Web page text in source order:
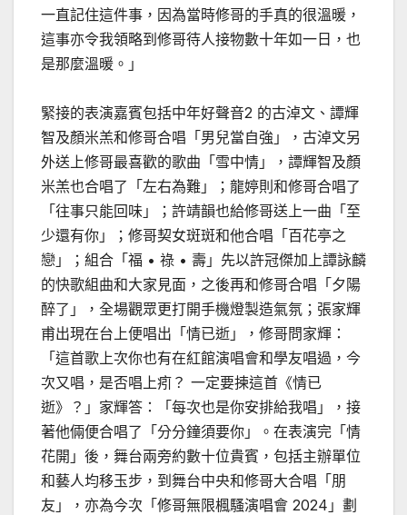
一直記住這件事，因為當時修哥的手真的很溫暖，
這事亦令我領略到修哥待人接物數十年如一日，也
是那麼溫暖。」
緊接的表演嘉賓包括中年好聲音2 的古淖文、譚輝
智及顏米羔和修哥合唱「男兒當自強」，古淖文另
外送上修哥最喜歡的歌曲「雪中情」，譚輝智及顏
米羔也合唱了「左右為難」；龍婷則和修哥合唱了
「往事只能回味」；許靖韻也給修哥送上一曲「至
少還有你」；修哥契女斑斑和他合唱「百花亭之
戀」；組合「福 • 祿 • 壽」先以許冠傑加上譚詠麟
的快歌組曲和大家見面，之後再和修哥合唱「夕陽
醉了」，全場觀眾更打開手機燈製造氣氛；張家輝
甫出現在台上便唱出「情已逝」，修哥問家輝：
「這首歌上次你也有在紅館演唱會和學友唱過，今
次又唱，是否唱上㽼？ 一定要揀這首《情已
逝》？」家輝答：「每次也是你安排給我唱」，接
著他倆便合唱了「分分鐘須要你」。在表演完「情
花開」後，舞台兩旁約數十位貴賓，包括主辦單位
和藝人均移玉步，到舞台中央和修哥大合唱「朋
友」，亦為今次「修哥無限楓騷演唱會 2024」劃